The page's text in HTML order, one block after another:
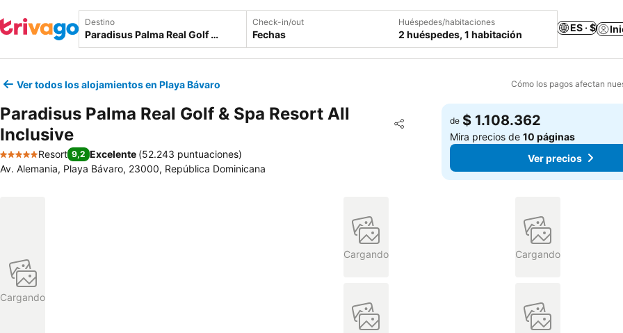
Destino Check-in/out
Fechas
Huéspedes/habitaciones
2 huéspedes, 1 habitación
ES · $
Ver todos los alojamientos en Playa Bávaro Cómo los pagos afectan
Paradisus Palma Real Golf & Spa Resort All
Inclusive
Compartir
Agregar a favoritos
5 Estrellas
Resort 9,2 Excelente (52.243 puntuaciones)
Av. Alemania, Playa Bávaro, 23000, República Dominicana
de $ 1.108.362
Mira precios de10 páginas
Ver precios
Cargando
Cargando Cargando